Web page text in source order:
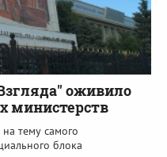
оживило
министерств
тему самого
блока